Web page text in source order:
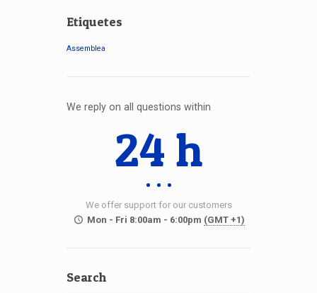
Etiquetes
Assemblea
We reply on all questions within
24 h
We offer support for our customers
Mon - Fri 8:00am - 6:00pm (GMT +1)
Search